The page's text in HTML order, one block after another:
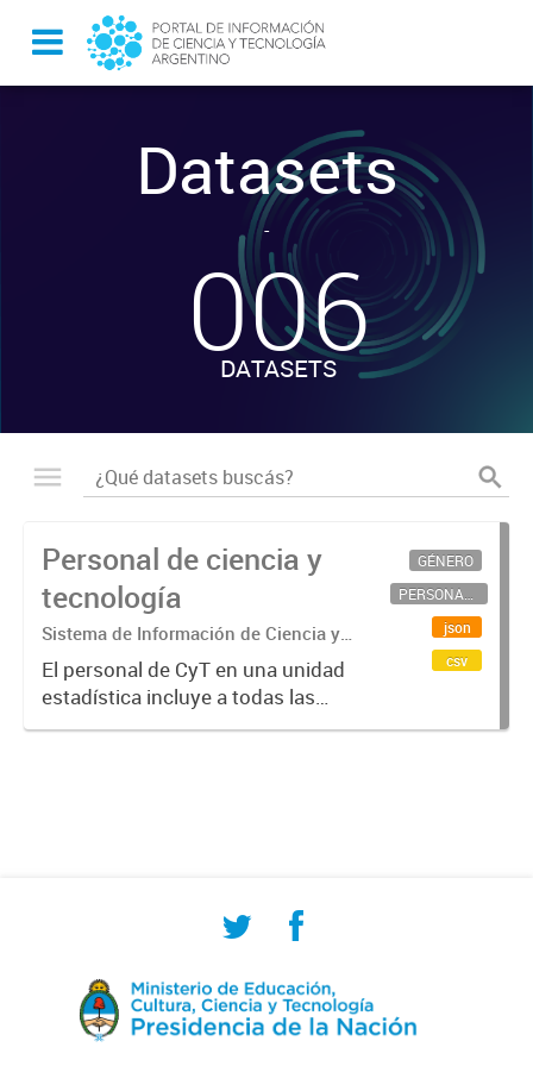
Datasets
-
006
DATASETS
Personal de ciencia y
tecnología
Sistema de Información de Ciencia y
Tecnología Argentino (SICYTAR)
El personal de CyT en una unidad
estadística incluye a todas las
personas involucradas
GÉNERO
PERSONAL CIENTÍFICO-TECNOLÓGICO
json
csv